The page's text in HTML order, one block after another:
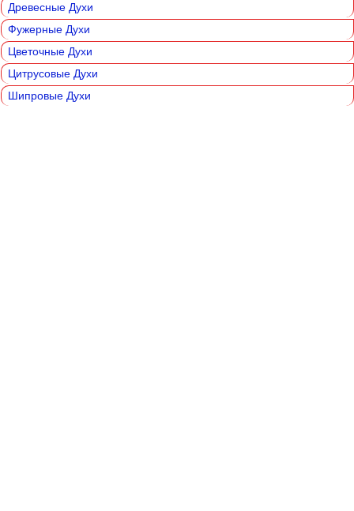
Древесные Духи
Фужерные Духи
Цветочные Духи
Цитрусовые Духи
Шипровые Духи